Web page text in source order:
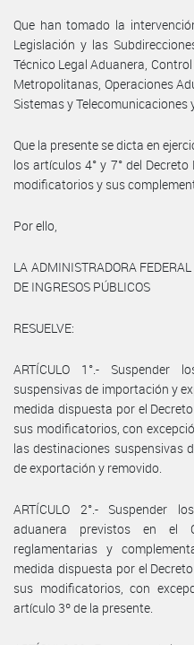
Que han tomado la
Legislación y las
Técnico Legal Aduanera,
Metropolitanas, Operaciones
Sistemas y Telecomunicaciones
Que la presente se dicta en
los artículos 4° y 7° del
modificatorios y sus
Por ello,
LA ADMINISTRADORA
DE INGRESOS PÚBLICOS
RESUELVE:
ARTÍCULO 1°.- Suspender
suspensivas de importación y
medida dispuesta por el
sus modificatorios, con
las destinaciones suspensivas
de exportación y removido.
ARTÍCULO 2°.- Suspender
aduanera previstos en el
reglamentarias y
medida dispuesta por el
sus modificatorios, con
artículo 3º de la presente.